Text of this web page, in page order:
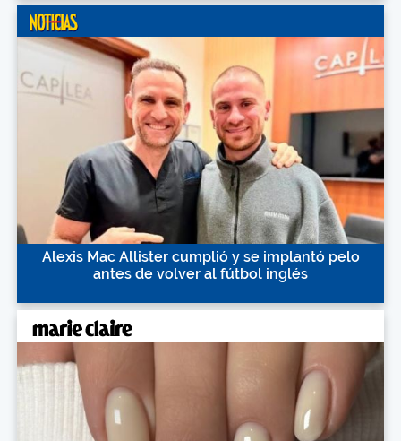
Alexis Mac Allister cumplió y se implantó pelo
antes de volver al fútbol inglés